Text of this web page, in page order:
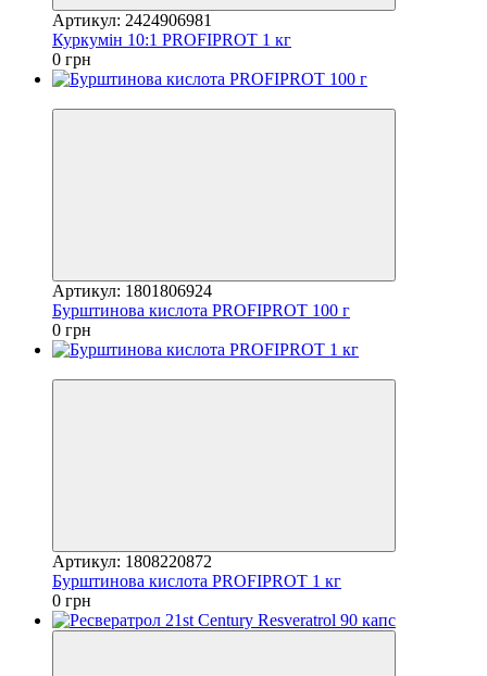
Артикул: 2424906981
Куркумін 10:1 PROFIPROT 1 кг
0 грн
Артикул: 1801806924
Бурштинова кислота PROFIPROT 100 г
0 грн
Артикул: 1808220872
Бурштинова кислота PROFIPROT 1 кг
0 грн